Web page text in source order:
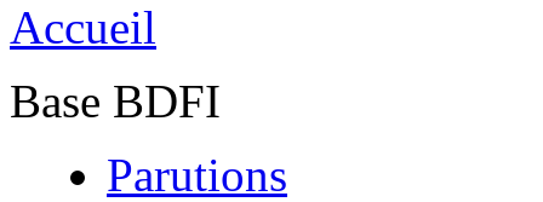
Accueil
Base BDFI
Parutions